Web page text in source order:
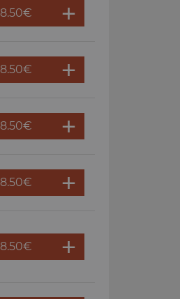
8.50€
8.50€
8.50€
8.50€
8.50€